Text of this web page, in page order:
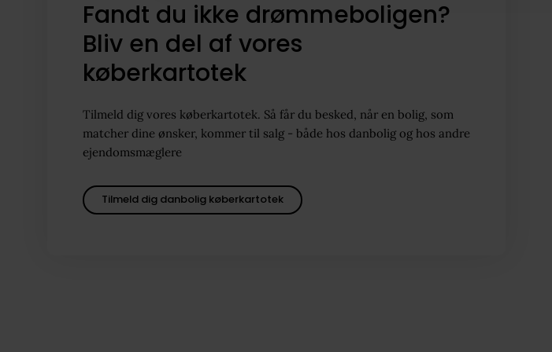
Fandt du ikke drømmeboligen?
Bliv en del af vores
køberkartotek
Tilmeld dig vores køberkartotek. Så får du besked, når en bolig, som
matcher dine ønsker, kommer til salg - både hos danbolig og hos andre
ejendomsmæglere
Tilmeld dig danbolig køberkartotek